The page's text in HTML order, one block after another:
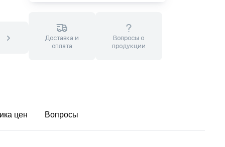
Доставка и
оплата
Вопросы о
продукции
цен Вопросы